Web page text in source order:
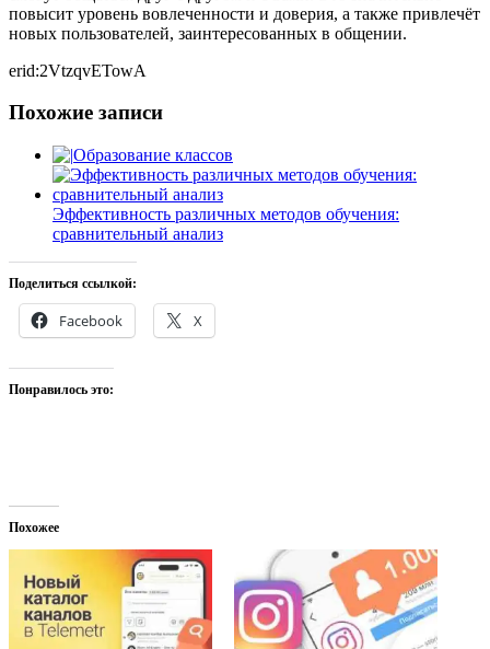
повысит уровень вовлеченности и доверия, а также привлечёт
новых пользователей, заинтересованных в общении.
erid:2VtzqvETowA
Похожие записи
Образование классов
Эффективность различных методов обучения:
сравнительный анализ
Поделиться ссылкой:
Facebook X
Понравилось это:
Похожее